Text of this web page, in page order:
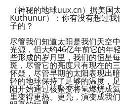
（神秘的地球uux.cn）据美国
Kuthunur）：你有没有想过我
子的？
尽管我们知道太阳是我们天空
光源，但大约46亿年前它的年
些形成的岁月里，我们的恒星
斑，尽管它的亮度只有现在的
怀疑，尽管早期的太阳表现出
轻的地球保持了足够的温度，
阳开始通过核聚变将氢燃烧成
里变得更热、更亮，演变成我